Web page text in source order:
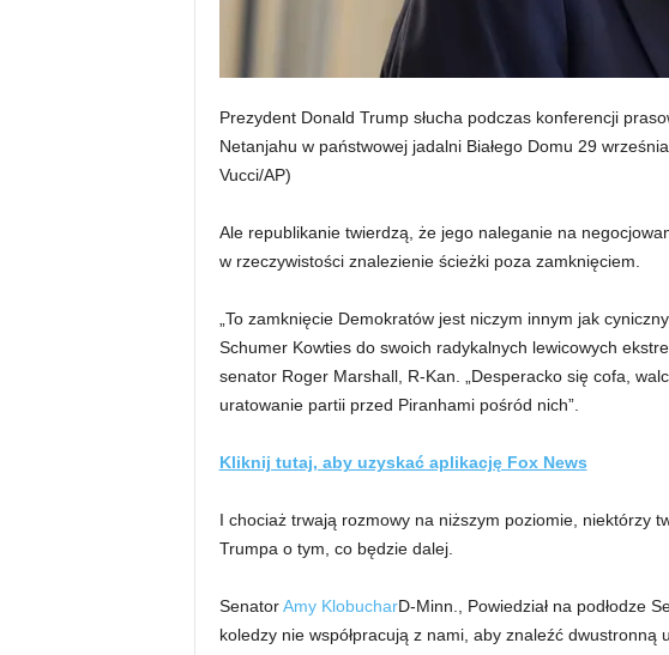
Prezydent Donald Trump słucha podczas konferencji
Netanjahu w państwowej jadalni Białego Domu 29
Vucci/AP)
Ale republikanie twierdzą, że jego naleganie na
w rzeczywistości znalezienie ścieżki poza zamknięciem.
„To zamknięcie Demokratów jest niczym innym jak
Schumer Kowties do swoich radykalnych lewicowych
senator Roger Marshall, R-Kan. „Desperacko się cofa,
uratowanie partii przed Piranhami pośród nich”.
Kliknij tutaj, aby uzyskać aplikację Fox News
I chociaż trwają rozmowy na niższym poziomie, niektórzy
Trumpa o tym, co będzie dalej.
SenatorAmy KlobucharD-Minn., Powiedział na podłodze
koledzy nie współpracują z nami, aby znaleźć